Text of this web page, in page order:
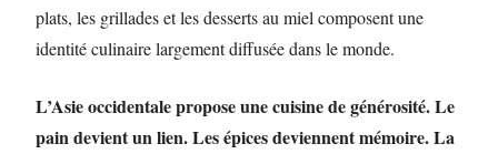
plats, les grillades et les desserts au miel composent une
identité culinaire largement diffusée dans le monde.
L’Asie occidentale propose une cuisine de générosité. Le
pain devient un lien. Les épices deviennent mémoire. La